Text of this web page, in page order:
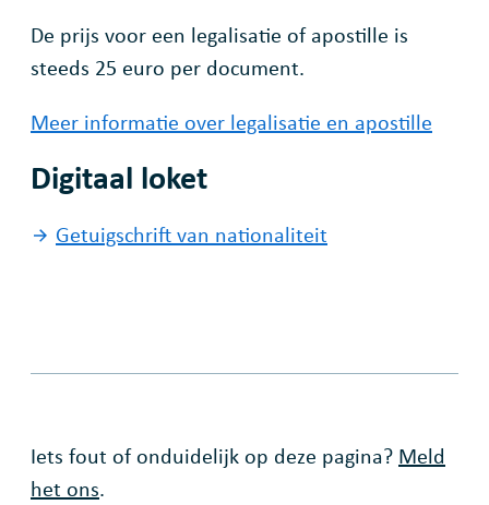
De prijs voor een legalisatie of apostille is
steeds 25 euro per document.
Meer informatie over legalisatie en apostille
Digitaal loket
Getuigschrift van nationaliteit
Fout op deze pagina
Iets fout of onduidelijk op deze pagina? Meld
het ons.